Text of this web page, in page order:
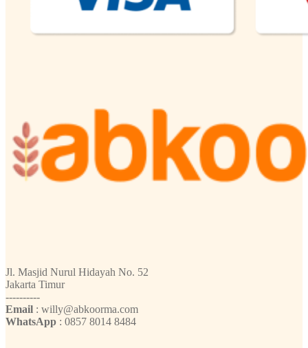
Jl. Masjid Nurul Hidayah No. 52
Jakarta Timur
----------
Email : willy@abkoorma.com
WhatsApp : 0857 8014 8484